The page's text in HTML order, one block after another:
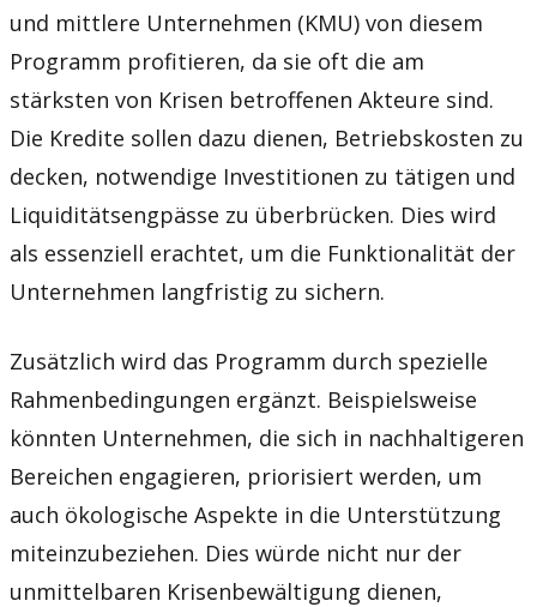
und mittlere Unternehmen (KMU) von diesem
Programm profitieren, da sie oft die am
stärksten von Krisen betroffenen Akteure sind.
Die Kredite sollen dazu dienen, Betriebskosten zu
decken, notwendige Investitionen zu tätigen und
Liquiditätsengpässe zu überbrücken. Dies wird
als essenziell erachtet, um die Funktionalität der
Unternehmen langfristig zu sichern.
Zusätzlich wird das Programm durch spezielle
Rahmenbedingungen ergänzt. Beispielsweise
könnten Unternehmen, die sich in nachhaltigeren
Bereichen engagieren, priorisiert werden, um
auch ökologische Aspekte in die Unterstützung
miteinzubeziehen. Dies würde nicht nur der
unmittelbaren Krisenbewältigung dienen,